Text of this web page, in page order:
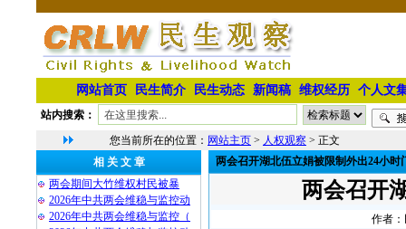
网站首页 民生简介 民生动态 新闻稿 维权经历 个人文
站内搜索：
您当前所在的位置： 网站主页 > 人权观察 > 正文
相 关 文 章
两会期间大竹维权村民被暴
2026年中共两会维稳与监控动
2026年中共两会维稳与监控（
两会召开湖北伍立娟被限制外出24小时
两会召开
作者：